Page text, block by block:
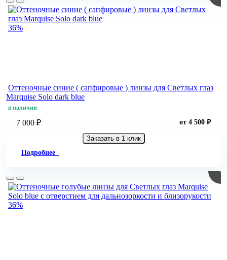
36%
Оттеночные синие ( сапфировые ) линзы для Светлых глаз
Marquise Solo dark blue
в наличии
7 000 ₽ от 4 500 ₽
Заказать в 1 клик
Подробнее
36%